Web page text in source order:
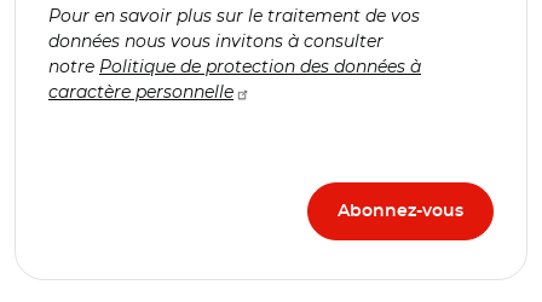
Pour en savoir plus sur le traitement de vos
données nous vous invitons à consulter
notre Politique de protection des données à
caractère personnelle